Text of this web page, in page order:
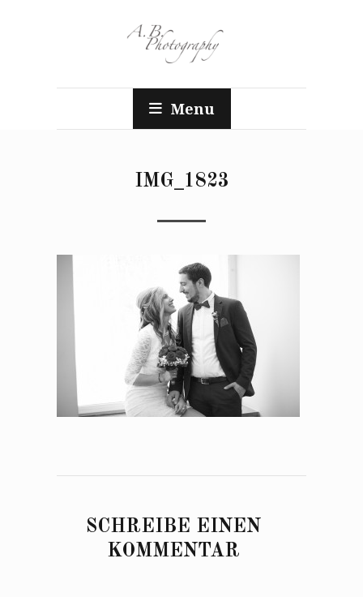
Menu
IMG_1823
SCHREIBE EINEN
KOMMENTAR